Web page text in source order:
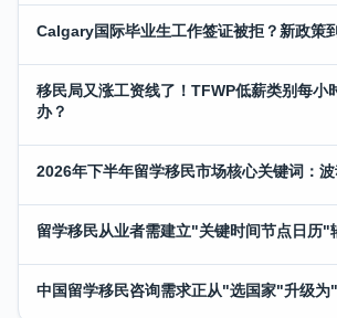
Calgary国际毕业生工作签证被拒？新政策
移民局又涨工资线了！TFWP低薪类别每小
办？
2026年下半年留学移民市场核心关键词：
留学移民从业者需建立"关键时间节点日历"
中国留学移民咨询需求正从"选国家"升级为